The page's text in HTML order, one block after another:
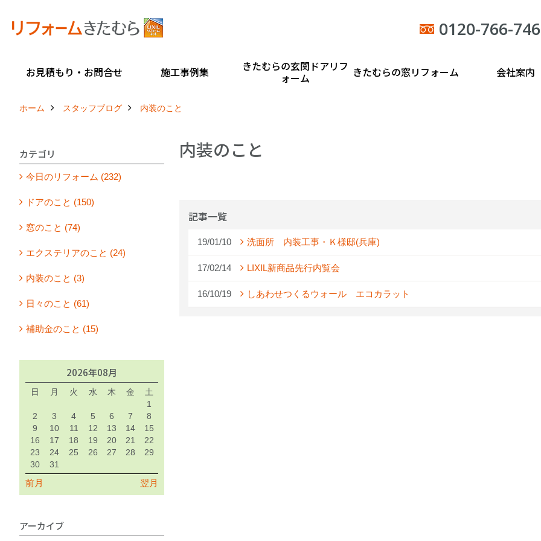
0120-766-746
お見積もり・お問合せ 施工事例集
きたむらの玄関ドアリフ
ォーム
きたむらの窓リフォーム 会社案内
ホーム スタッフブログ 内装のこと
内装のこと
記事一覧
19/01/10 洗面所 内装工事・Ｋ様邸(兵庫)
17/02/14 LIXIL新商品先行内覧会
16/10/19 しあわせつくるウォール エコカラット
カテゴリ
今日のリフォーム (232)
ドアのこと (150)
窓のこと (74)
エクステリアのこと (24)
内装のこと (3)
日々のこと (61)
補助金のこと (15)
2026年08月
日 月 火 水 木 金
土
1
2
3 4 5 6 7
8
9
10 11 12 13 14
15
16
17 18 19 20 21
22
23
24 25 26 27 28
29
30
31
前月 翌月
アーカイブ